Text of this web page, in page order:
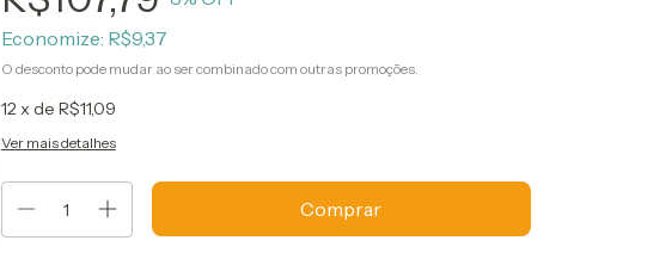
Economize: R$9,37
O desconto pode mudar ao ser combinado com outras promoções.
12x de R$11,09
Ver mais detalhes